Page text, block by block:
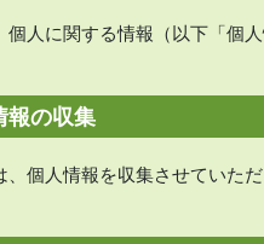
個人に関する情報（以下「個
報の収集
、個人情報を収集させていた